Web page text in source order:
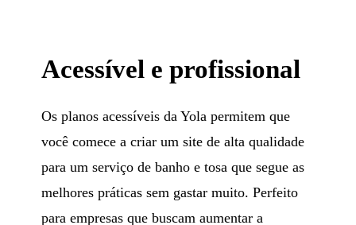
Acessível e profissional
Os planos acessíveis da Yola permitem que
você comece a criar um site de alta qualidade
para um serviço de banho e tosa que segue as
melhores práticas sem gastar muito. Perfeito
para empresas que buscam aumentar a